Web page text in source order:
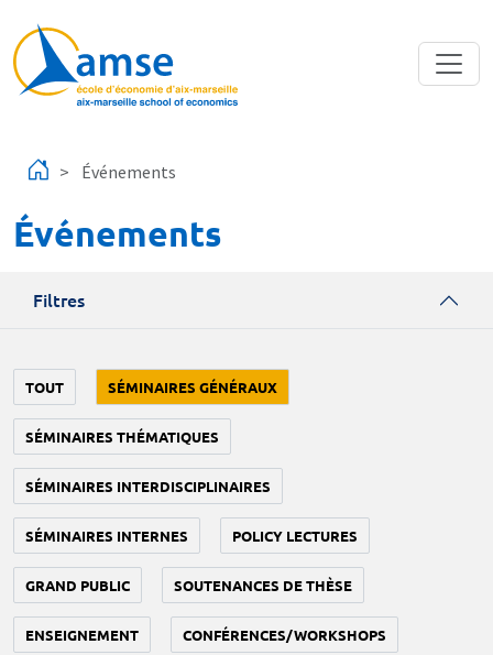
Événements
Événements
Filtres
TOUT SÉMINAIRES GÉNÉRAUX
SÉMINAIRES THÉMATIQUES
SÉMINAIRES INTERDISCIPLINAIRES
SÉMINAIRES INTERNES POLICY LECTURES
GRAND PUBLIC SOUTENANCES DE THÈSE
ENSEIGNEMENT CONFÉRENCES/WORKSHOPS